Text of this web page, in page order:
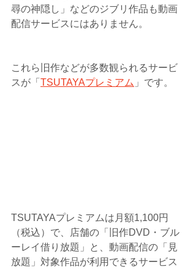
尋の神隠し」などのジブリ作品も動画
配信サービスにはありません。
これら旧作などが多数観られるサービ
スが「 TSUTAYAプレミアム 」です。
TSUTAYAプレミアムは月額1,100円
（税込）で、店舗の「旧作DVD・ブル
ーレイ借り放題」と、動画配信の「見
放題」対象作品が利用できるサービス